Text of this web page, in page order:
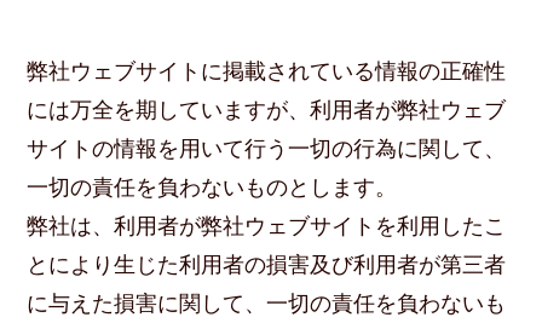
弊社ウェブサイトに掲載されている情報の正確性
には万全を期していますが、利用者が弊社ウェブ
サイトの情報を用いて行う一切の行為に関して、
一切の責任を負わないものとします。
弊社は、利用者が弊社ウェブサイトを利用したこ
とにより生じた利用者の損害及び利用者が第三者
に与えた損害に関して、一切の責任を負わないも